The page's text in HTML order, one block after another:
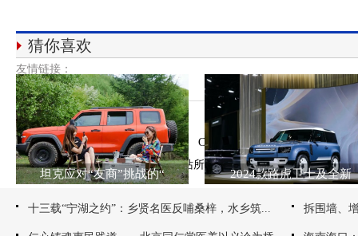
猜你喜欢
坦克应对“友商”挑战的“ 2024款路虎卫士及全新
十三载“宁湖之约”：乡贤名医反哺桑梓，水乡筑... 拆围墙、
友情链接：
网站介绍 ｜ 版权
Copy 2006-
2026
声明：本网站所转载信息，不代表本网观点，